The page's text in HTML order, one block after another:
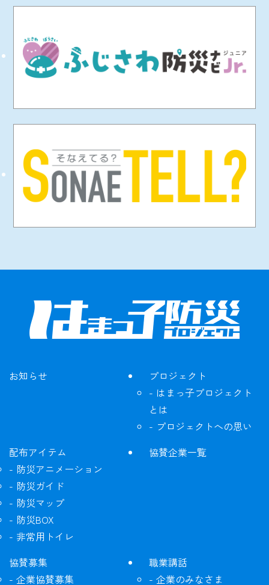
お知らせ
プロジェクト
はまっ子プロジェクト
とは
プロジェクトへの思い
配布アイテム
防災アニメーション
防災ガイド
防災マップ
防災BOX
非常用トイレ
協賛企業一覧
協賛募集
企業協賛募集
職業講話
企業のみなさま